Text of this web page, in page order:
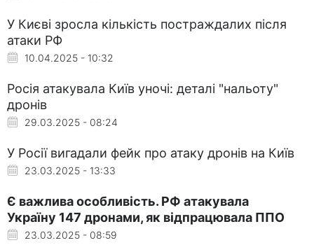
У Києві зросла кількість постраждалих після
атаки РФ
10.04.2025 - 10:32
Росія атакувала Київ уночі: деталі "нальоту"
дронів
29.03.2025 - 08:24
У Росії вигадали фейк про атаку дронів на Київ
23.03.2025 - 13:33
Є важлива особливість. РФ атакувала
Україну 147 дронами, як відпрацювала ППО
23.03.2025 - 08:59